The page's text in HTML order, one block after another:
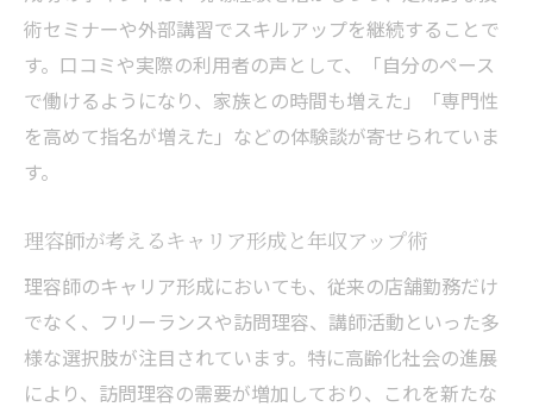
術セミナーや外部講習でスキルアップを継続することで
す。口コミや実際の利用者の声として、「自分のペース
で働けるようになり、家族との時間も増えた」「専門性
を高めて指名が増えた」などの体験談が寄せられていま
す。
理容師が考えるキャリア形成と年収アップ術
理容師のキャリア形成においても、従来の店舗勤務だけ
でなく、フリーランスや訪問理容、講師活動といった多
様な選択肢が注目されています。特に高齢化社会の進展
により、訪問理容の需要が増加しており、これを新たな